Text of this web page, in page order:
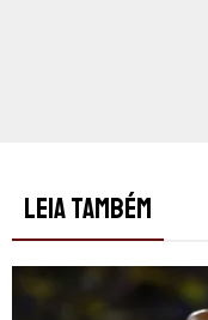
LEIA TAMBÉM